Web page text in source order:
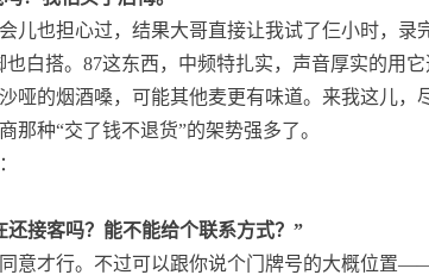
儿也担心过，结果大哥直接让我试了仨小时，录
也白搭。87这东西，中频特扎实，声音厚实的用
哑的烟酒嗓，可能其他麦更有味道。来我这儿，
那种“交了钱不退货”的架势强多了。
还接客吗？能不能给个联系方式？”
意才行。不过可以跟你说个门牌号的大概位置